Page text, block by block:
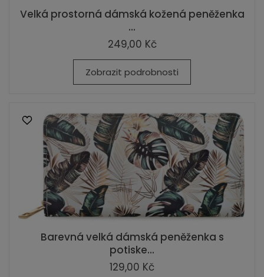
Velká prostorná dámská kožená peněženka
...
249,00 Kč
Zobrazit podrobnosti
Barevná velká dámská peněženka s
potiske...
129,00 Kč